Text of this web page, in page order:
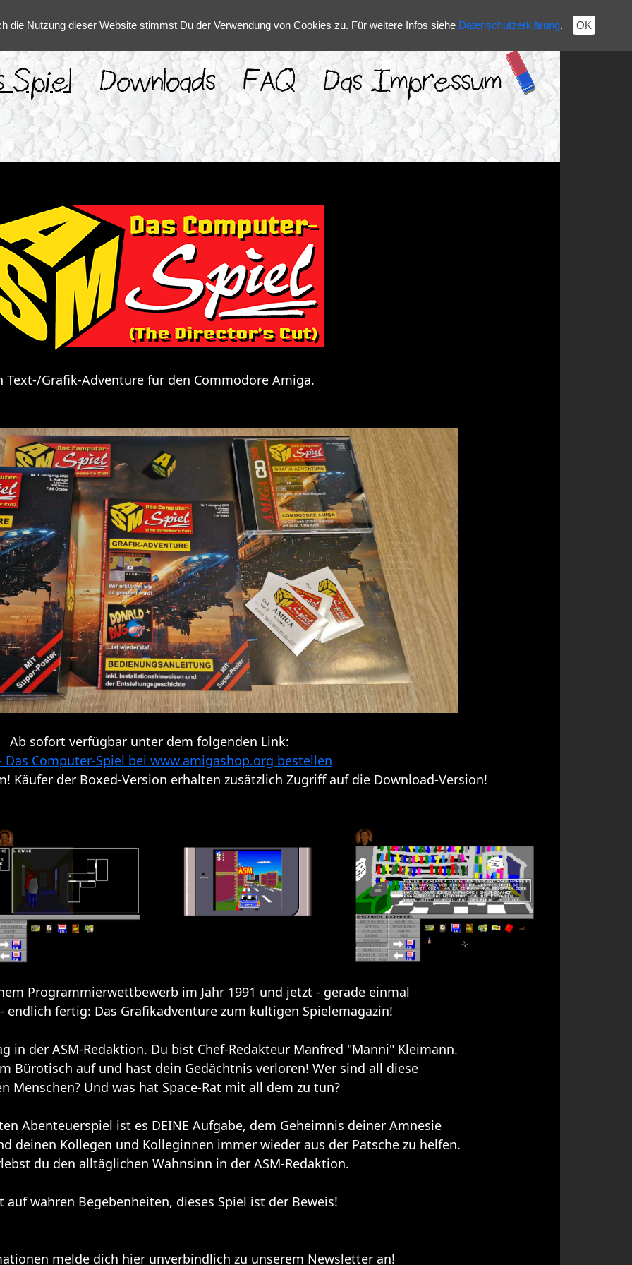
Spiel Downloads FAQ Das Impressum
Text-/Grafik-Adventure für den Commodore Amiga.
Ab sofort verfügbar unter dem folgenden Link:
Das Computer-Spiel bei www.amigashop.org bestellen
Käufer der Boxed-Version erhalten zusätzlich Zugriff auf die Download-Version!
Programmierwettbewerb im Jahr 1991 und jetzt - gerade einmal
endlich fertig: Das Grafikadventure zum kultigen Spielemagazin!
in der ASM-Redaktion. Du bist Chef-Redakteur Manfred "Manni" Kleimann.
Bürotisch auf und hast dein Gedächtnis verloren! Wer sind all diese
Menschen? Und was hat Space-Rat mit all dem zu tun?
Abenteuerspiel ist es DEINE Aufgabe, dem Geheimnis deiner Amnesie
deinen Kollegen und Kolleginnen immer wieder aus der Patsche zu helfen.
du den alltäglichen Wahnsinn in der ASM-Redaktion.
auf wahren Begebenheiten, dieses Spiel ist der Beweis!
melde dich hier unverbindlich zu unserem Newsletter an!
die Nutzung dieser Website stimmst Du der Verwendung von Cookies zu. Für weitere Infos siehe Datenschutzerklärung. OK